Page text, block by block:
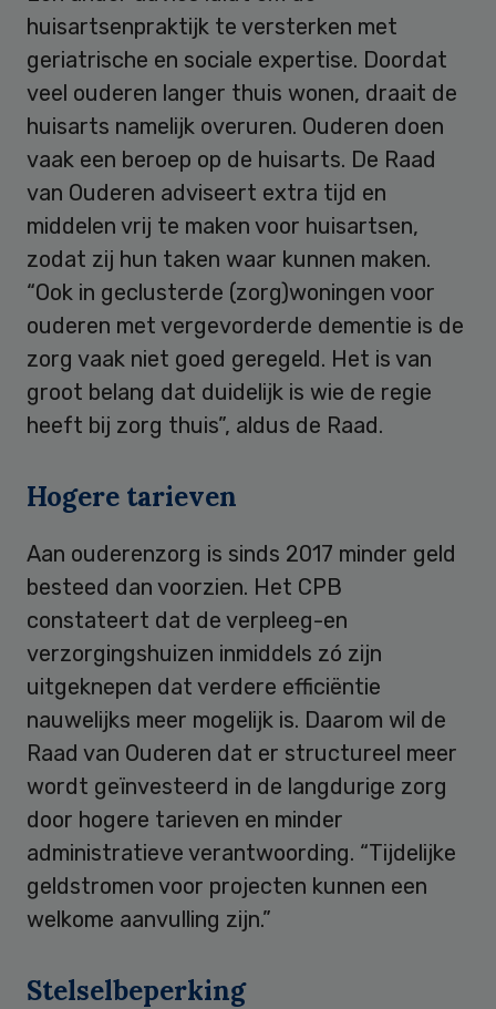
huisartsenpraktijk te versterken met
geriatrische en sociale expertise. Doordat
veel ouderen langer thuis wonen, draait de
huisarts namelijk overuren. Ouderen doen
vaak een beroep op de huisarts. De Raad
van Ouderen adviseert extra tijd en
middelen vrij te maken voor huisartsen,
zodat zij hun taken waar kunnen maken.
“Ook in geclusterde (zorg)woningen voor
ouderen met vergevorderde dementie is de
zorg vaak niet goed geregeld. Het is van
groot belang dat duidelijk is wie de regie
heeft bij zorg thuis”, aldus de Raad.
Hogere tarieven
Aan ouderenzorg is sinds 2017 minder geld
besteed dan voorzien. Het CPB
constateert dat de verpleeg-en
verzorgingshuizen inmiddels zó zijn
uitgeknepen dat verdere efficiëntie
nauwelijks meer mogelijk is. Daarom wil de
Raad van Ouderen dat er structureel meer
wordt geïnvesteerd in de langdurige zorg
door hogere tarieven en minder
administratieve verantwoording. “Tijdelijke
geldstromen voor projecten kunnen een
welkome aanvulling zijn.”
Stelselbeperking